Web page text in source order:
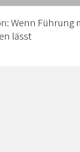
Wenn Führung
lässt